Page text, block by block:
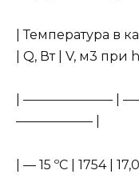
| Температура в
| Q, Вт | V, м3 при
| ——————— |
—————— |
| — 15 ºС | 1754 | 17,0